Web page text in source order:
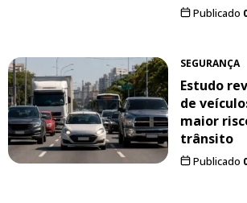
Publicado
SEGURANÇA
Estudo
de
maior
trânsito
Publicado